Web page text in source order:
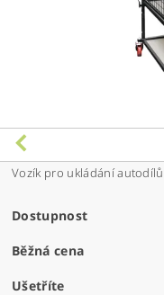
Vozík pro ukládání autodílů
Dostupnost
Běžná cena
Ušetříte